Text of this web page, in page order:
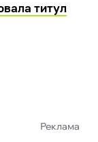
титул
Реклама